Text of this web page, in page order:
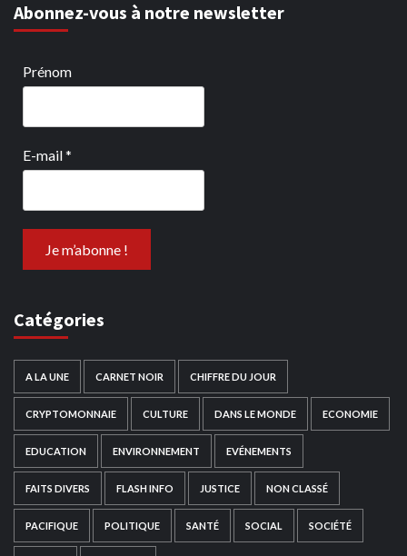
Abonnez-vous à notre newsletter
Prénom
E-mail*
Catégories
A LA UNE CARNET NOIR CHIFFRE DU JOUR
CRYPTOMONNAIE CULTURE DANS LE MONDE ECONOMIE
EDUCATION ENVIRONNEMENT EVÉNEMENTS
FAITS DIVERS FLASH INFO JUSTICE NON CLASSÉ
PACIFIQUE POLITIQUE SANTÉ SOCIAL SOCIÉTÉ